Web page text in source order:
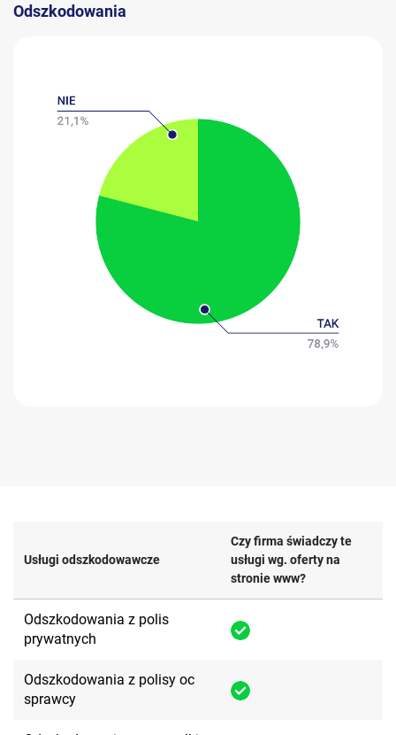
Odszkodowania
Usługi odszkodowawcze
Czy firma świadczy te
usługi wg. oferty na
stronie www?
Odszkodowania z polis
prywatnych
Odszkodowania z polisy oc
sprawcy